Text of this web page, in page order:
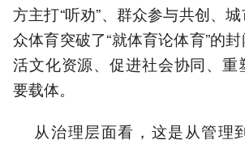
方主打“听劝”、群众参与共创、
众体育突破了“就体育论体育”的
活文化资源、促进社会协同、重
要载体。
从治理层面看，这是从管理